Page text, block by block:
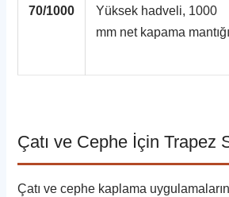
70/1000
Yüksek hadveli, 1000
mm net kapama mantığı
Çatı ve Cephe İçin Trapez
Çatı ve cephe kaplama